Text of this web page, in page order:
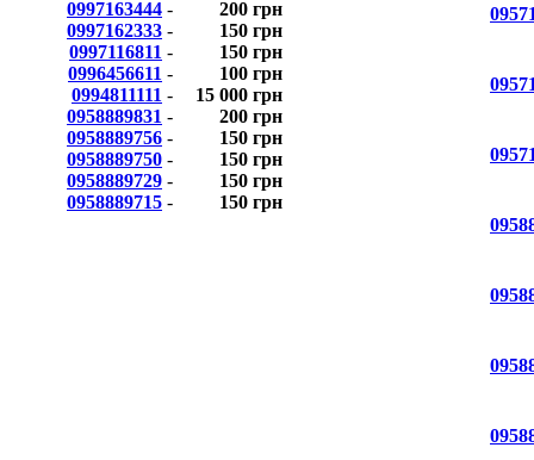
0997163444 -
200 грн
0997162333 -
150 грн
0997116811 -
150 грн
0996456611 -
100 грн
0994811111 -
15 000 грн
0958889831 -
200 грн
0958889756 -
150 грн
0958889750 -
150 грн
0958889729 -
150 грн
0958889715 - 150 грн